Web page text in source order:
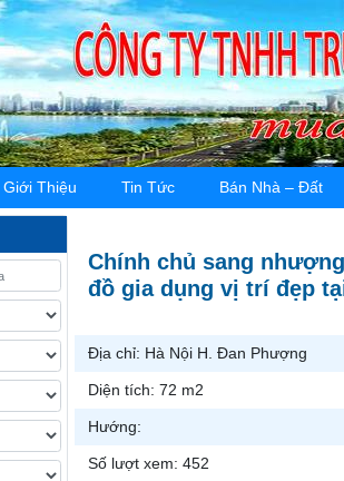
Giới Thiệu Tin Tức Bán Nhà – Đất
Chính chủ sang
đồ gia dụng vị trí đẹp
Địa chỉ: Hà Nội H. Đan Phượng
Diện tích: 72 m2
Hướng:
Số lượt xem: 452